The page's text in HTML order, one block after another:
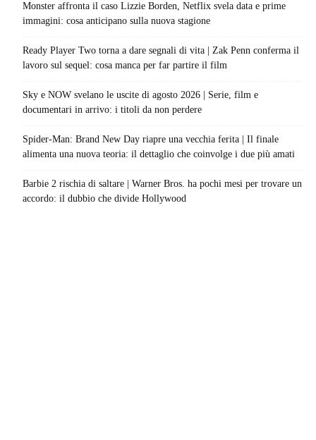
Monster affronta il caso Lizzie Borden, Netflix svela data e prime
immagini: cosa anticipano sulla nuova stagione
Ready Player Two torna a dare segnali di vita | Zak Penn conferma il
lavoro sul sequel: cosa manca per far partire il film
Sky e NOW svelano le uscite di agosto 2026 | Serie, film e
documentari in arrivo: i titoli da non perdere
Spider-Man: Brand New Day riapre una vecchia ferita | Il finale
alimenta una nuova teoria: il dettaglio che coinvolge i due più amati
Barbie 2 rischia di saltare | Warner Bros. ha pochi mesi per trovare un
accordo: il dubbio che divide Hollywood